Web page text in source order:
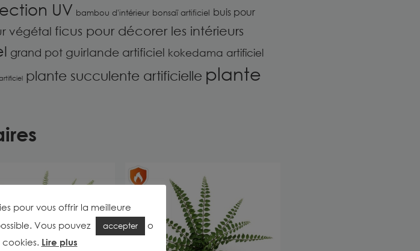
UV bambou d'intérieur bonsaï artificiel buis pour
végétal ficus pour décorer les intérieurs
grand pot guirlande artificiel kokedama artificiel
plante succulente artificielle plante
pour vous offrir la meilleure
Vous pouvez
accepter
o
cookies. Lire plus